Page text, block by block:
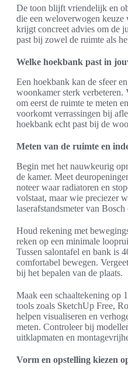
De toon blijft vriendelijk en
die een weloverwogen keuze
krijgt concreet advies om de
past bij zowel de ruimte als
Welke hoekbank past in
Een hoekbank kan de sfeer
woonkamer sterk verbeteren.
om eerst de ruimte te meten
voorkomt verrassingen bij
hoekbank echt past bij de
Meten van de ruimte en
Begin met het nauwkeurig
de kamer. Meet
noteer waar radiatoren en
volstaat, maar wie preciezer
laserafstandsmeter van
Houd rekening met
reken op een minimale
Tussen salontafel en bank is
comfortabel bewegen.
bij het bepalen van de plaats.
Maak een schaaltekening op
tools zoals SketchUp Free,
helpen visualiseren en
meten. Controleer bij
uitklapmaten en
Vorm en opstelling kiezen